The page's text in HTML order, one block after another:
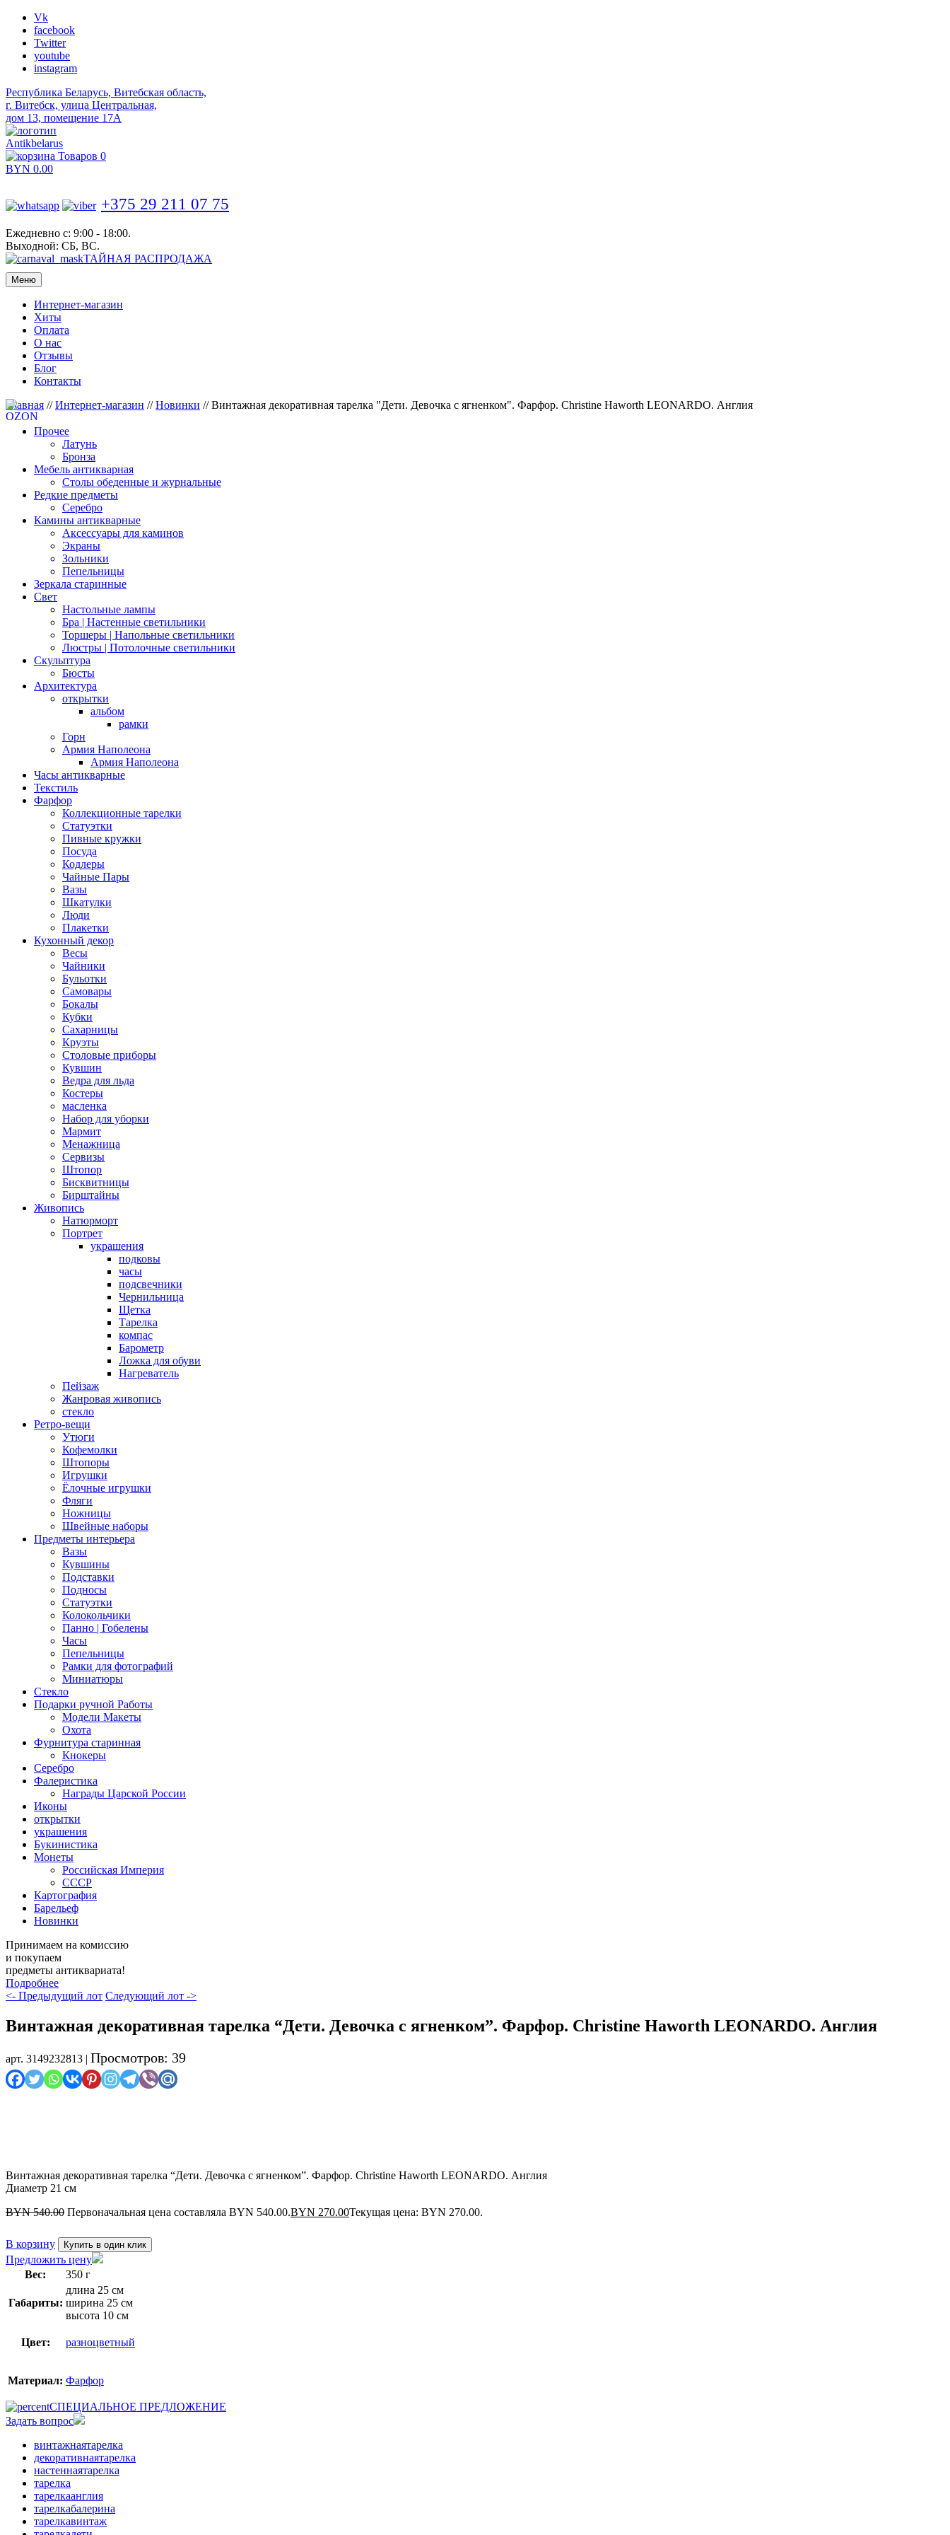
Vk
facebook
Twitter
youtube
instagram
Республика Беларусь, Витебская область,
г. Витебск, улица Центральная,
дом 13, помещение 17А
Antikbelarus
Товаров 0
BYN 0.00
+375 29 211 07 75
Ежедневно с: 9:00 - 18:00.
Выходной: СБ, ВС.
ТАЙНАЯ РАСПРОДАЖА
Меню
Интернет-магазин
Хиты
Оплата
О нас
Отзывы
Блог
Контакты
Главная //Интернет-магазин //Новинки //Винтажная декоративная тарелка "Дети. Девочка с ягненком". Фарфор. Christine Haworth LEONARDO. Англия
Прочее
Латунь
Бронза
Мебель антикварная
Столы обеденные и журнальные
Редкие предметы
Серебро
Камины антикварные
Аксессуары для каминов
Экраны
Зольники
Пепельницы
Зеркала старинные
Свет
Настольные лампы
Бра | Настенные светильники
Торшеры | Напольные светильники
Люстры | Потолочные светильники
Скульптура
Бюсты
Архитектура
открытки
альбом
рамки
Горн
Армия Наполеона
Армия Наполеона
Часы антикварные
Текстиль
Фарфор
Коллекционные тарелки
Статуэтки
Пивные кружки
Посуда
Кодлеры
Чайные Пары
Вазы
Шкатулки
Люди
Плакетки
Кухонный декор
Весы
Чайники
Бульотки
Самовары
Бокалы
Кубки
Сахарницы
Круэты
Столовые приборы
Кувшин
Ведра для льда
Костеры
масленка
Набор для уборки
Мармит
Менажница
Сервизы
Штопор
Бисквитницы
Бирштайны
Живопись
Натюрморт
Портрет
украшения
подковы
часы
подсвечники
Чернильница
Щетка
Тарелка
компас
Барометр
Ложка для обуви
Нагреватель
Пейзаж
Жанровая живопись
стекло
Ретро-вещи
Утюги
Кофемолки
Штопоры
Игрушки
Ёлочные игрушки
Фляги
Ножницы
Швейные наборы
Предметы интерьера
Вазы
Кувшины
Подставки
Подносы
Статуэтки
Колокольчики
Панно | Гобелены
Часы
Пепельницы
Рамки для фотографий
Миниатюры
Стекло
Подарки ручной Работы
Модели Макеты
Охота
Фурнитура старинная
Кнокеры
Серебро
Фалеристика
Награды Царской России
Иконы
открытки
украшения
Букинистика
Монеты
Российская Империя
СССР
Картография
Барельеф
Новинки
Принимаем на комиссию
и покупаем
предметы антиквариата!
Подробнее
<- Предыдущий лот Следующий лот ->
Винтажная декоративная тарелка “Дети. Девочка с ягненком”. Фарфор. Christine Haworth LEONARDO. Англия
арт. 3149232813 | Просмотров: 39
Винтажная декоративная тарелка “Дети. Девочка с ягненком”. Фарфор. Christine Haworth LEONARDO. Англия
Диаметр 21 см
BYN540.00 Первоначальная цена составляла BYN 540.00.BYN 270.00Текущая цена: BYN 270.00.
В корзину Купить в один клик
Предложить цену
Вес:
350 г
Габариты:
длина 25 см
ширина 25 см
высота 10 см
Цвет: разноцветный
Материал: Фарфор
СПЕЦИАЛЬНОЕ ПРЕДЛОЖЕНИЕ
Задать вопрос
винтажнаятарелка
декоративнаятарелка
настеннаятарелка
тарелка
тарелкаанглия
тарелкабалерина
тарелкавинтаж